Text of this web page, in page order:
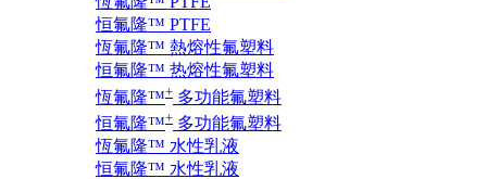
恒氟隆™ PTFE
恆氟隆™ 熱熔性氟塑料
恒氟隆™ 热熔性氟塑料
恆氟隆™+ 多功能氟塑料
恒氟隆™+ 多功能氟塑料
恆氟隆™ 水性乳液
恒氟隆™ 水性乳液